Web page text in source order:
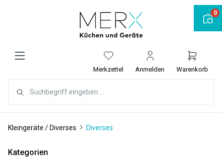
Merkzettel Anmelden Warenkorb
Kleingeräte / Diverses Diverses
Kategorien
0